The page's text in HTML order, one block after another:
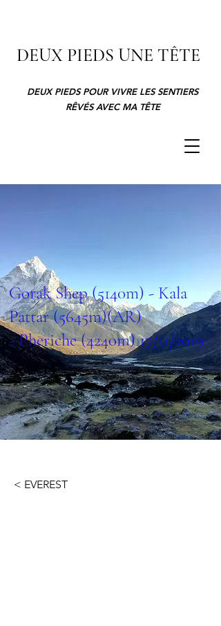
DEUX PIEDS UNE TÊTE
DEUX PIEDS POUR VIVRE LES SENTIERS
RÊVÉS AVEC MA TÊTE
Gorak Shep (5140m) - Kala
Pattar (5645m)(AR)
- Pheriche (4240m) 17/11/2019
Jour 14
< EVEREST